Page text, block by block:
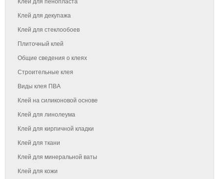
Клей для пенопласта
Клей для декупажа
Клей для стеклообоев
Плиточный клей
Общие сведения о клеях
Строительные клея
Виды клея ПВА
Клей на силиконовой основе
Клей для линолеума
Клей для кирпичной кладки
Клей для ткани
Клей для минеральной ваты
Клей для кожи